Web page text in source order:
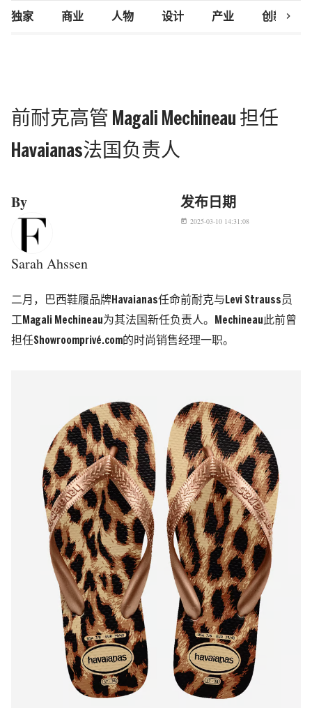
独家 商业 人物 设计 产业 创新研究
chevron_right
前耐克高管 Magali Mechineau 担任
Havaianas法国负责人
By
Sarah Ahssen
发布日期
today 2025-03-10 14:31:08
二月，巴西鞋履品牌Havaianas任命前耐克与Levi Strauss员
工Magali Mechineau为其法国新任负责人。Mechineau此前曾
担任Showroomprivé.com的时尚销售经理一职。